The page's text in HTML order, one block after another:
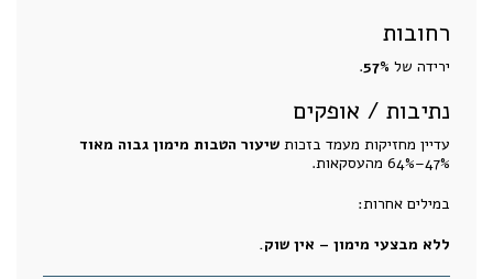
רחובות
ירידה של 57%
.
נתיבות / אופקים
עדיין מחזיקות מעמד בזכות שיעור הטבות מימון גבוה מאוד
47%–64% מהעסקאות.
במילים אחרות:
ללא מבצעי מימון – אין שוק.